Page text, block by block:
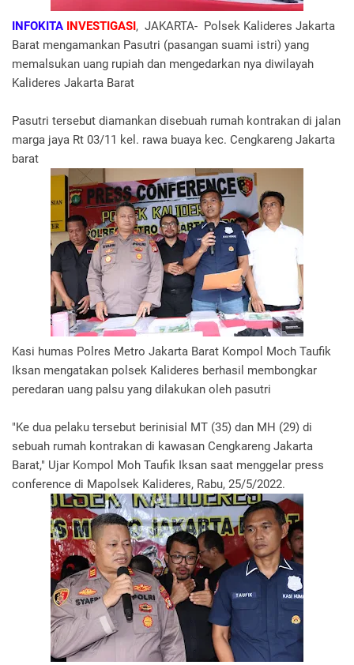
INFOKITA INVESTIGASI , JAKARTA- Polsek Kalideres Jakarta
Barat mengamankan Pasutri (pasangan suami istri) yang
memalsukan uang rupiah dan mengedarkan nya diwilayah
Kalideres Jakarta Barat
Pasutri tersebut diamankan disebuah rumah kontrakan di jalan
marga jaya Rt 03/11 kel. rawa buaya kec. Cengkareng Jakarta
barat
Kasi humas Polres Metro Jakarta Barat Kompol Moch Taufik
Iksan mengatakan polsek Kalideres berhasil membongkar
peredaran uang palsu yang dilakukan oleh pasutri
"Ke dua pelaku tersebut berinisial MT (35) dan MH (29) di
sebuah rumah kontrakan di kawasan Cengkareng Jakarta
Barat," Ujar Kompol Moh Taufik Iksan saat menggelar press
conference di Mapolsek Kalideres, Rabu, 25/5/2022.